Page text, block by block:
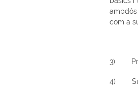
com a
3)
4)